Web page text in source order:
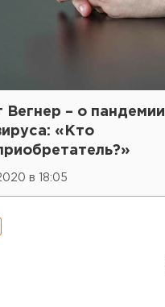
Вегнер – о пандемии
«Кто
в 18:05